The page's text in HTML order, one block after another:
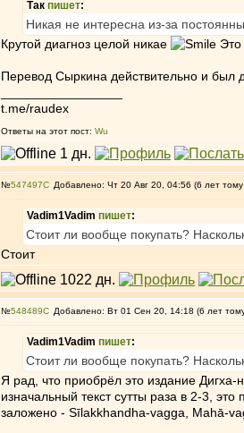
Так пишет:
Никая не интересна из-за
Крутой диагноз целой никае
Перевод Сыркина действительно и был
t.me/raudex
Ответы на этот пост: Wu
№547497 Добавлено: Чт 20 Авг 20, 04:56 (6 лет
Vadim1Vadim пишет:
Стоит ли вообще покупать?
Стоит
№548489 Добавлено: Вт 01 Сен 20, 14:18 (6 лет
Vadim1Vadim пишет:
Стоит ли вообще покупать?
Я рад, что приобрёл это издание
изначальный текст сутты раза в 2-3,
заложено - Sīlakkhandha-vagga, Mahā-